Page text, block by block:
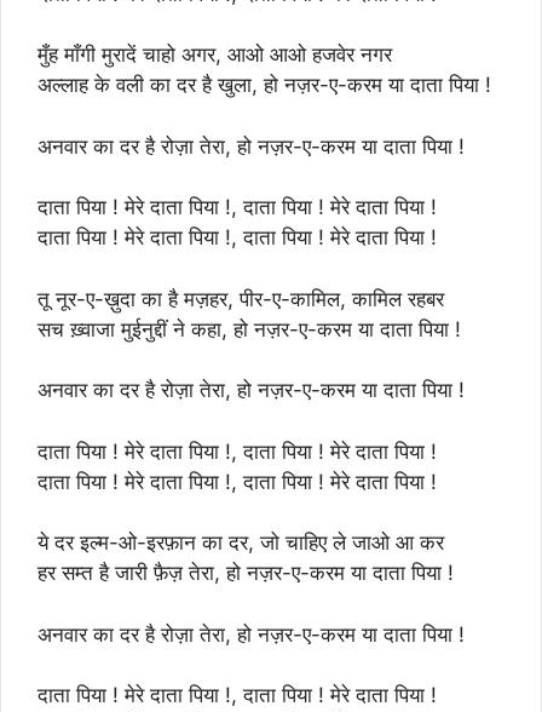
मुँह माँगी मुरादें चाहो अगर, आओ आओ हजवेर नगर
अल्लाह के वली का दर है खुला, हो नज़र-ए-करम या दाता पिया !
अनवार का दर है रोज़ा तेरा, हो नज़र-ए-करम या दाता पिया !
दाता पिया ! मेरे दाता पिया !, दाता पिया ! मेरे दाता पिया !
दाता पिया ! मेरे दाता पिया !, दाता पिया ! मेरे दाता पिया !
तू नूर-ए-ख़ुदा का है मज़हर, पीर-ए-कामिल, कामिल रहबर
सच ख़्वाजा मुईनुद्दीं ने कहा, हो नज़र-ए-करम या दाता पिया !
अनवार का दर है रोज़ा तेरा, हो नज़र-ए-करम या दाता पिया !
दाता पिया ! मेरे दाता पिया !, दाता पिया ! मेरे दाता पिया !
दाता पिया ! मेरे दाता पिया !, दाता पिया ! मेरे दाता पिया !
ये दर इल्म-ओ-इरफ़ान का दर, जो चाहिए ले जाओ आ कर
हर सम्त है जारी फ़ैज़ तेरा, हो नज़र-ए-करम या दाता पिया !
अनवार का दर है रोज़ा तेरा, हो नज़र-ए-करम या दाता पिया !
दाता पिया ! मेरे दाता पिया !, दाता पिया ! मेरे दाता पिया !